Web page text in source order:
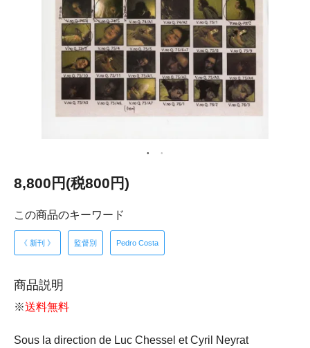
8,800円(税800円)
この商品のキーワード
《 新刊 》 監督別 Pedro Costa
商品説明
※送料無料
Sous la direction de Luc Chessel et Cyril Neyrat